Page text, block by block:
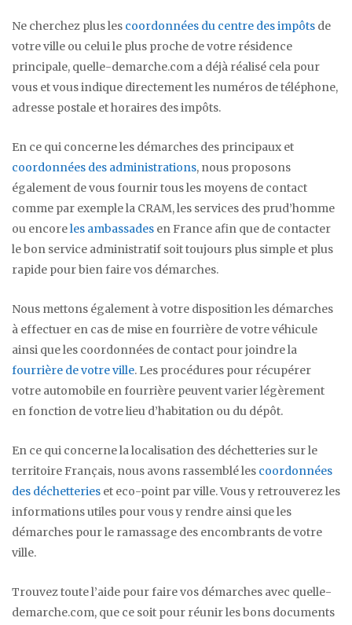
Ne cherchez plus les coordonnées du centre des impôts de
votre ville ou celui le plus proche de votre résidence
principale, quelle-demarche.com a déjà réalisé cela pour
vous et vous indique directement les numéros de téléphone,
adresse postale et horaires des impôts.
En ce qui concerne les démarches des principaux et
coordonnées des administrations, nous proposons
également de vous fournir tous les moyens de contact
comme par exemple la CRAM, les services des prud’homme
ou encoreles ambassades en France afin que de contacter
le bon service administratif soit toujours plus simple et plus
rapide pour bien faire vos démarches.
Nous mettons également à votre disposition les démarches
à effectuer en cas de mise en fourrière de votre véhicule
ainsi que les coordonnées de contact pour joindre la
fourrière de votre ville. Les procédures pour récupérer
votre automobile en fourrière peuvent varier légèrement
en fonction de votre lieu d’habitation ou du dépôt.
En ce qui concerne la localisation des déchetteries sur le
territoire Français, nous avons rassemblé les coordonnées
des déchetteries et eco-point par ville. Vous y retrouverez les
informations utiles pour vous y rendre ainsi que les
démarches pour le ramassage des encombrants de votre
ville.
Trouvez toute l’aide pour faire vos démarches avec quelle-
demarche.com, que ce soit pour réunir les bons documents